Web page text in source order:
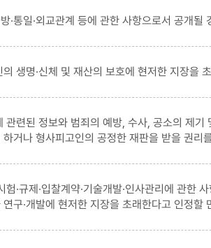
·통일·외교관계 등에 관한 사항으로서 공개
생명·신체 및 재산의 보호에 현저한 지장을
관련된 정보와 범죄의 예방, 수사, 공소의 제
거나 형사피고인의 공정한 재판을 받을 권리
험·규제·입찰계약·기술개발·인사관리에 관
구·개발에 현저한 지장을 초래한다고 인정할